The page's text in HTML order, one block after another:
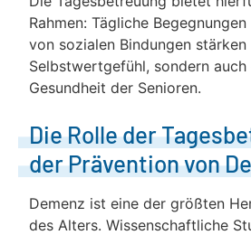
Rahmen: Tägliche
von sozialen Bindungen
Selbstwertgefühl, sondern
Gesundheit der Senioren.
Die Rolle der
der Prävention von
Demenz ist eine der größten
des Alters. Wissenschaftliche